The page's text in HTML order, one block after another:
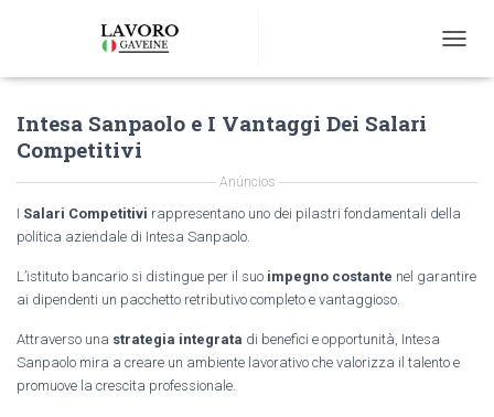
O
N
V
A
N
Intesa Sanpaolo e I Vantaggi Dei Salari
Competitivi
Anúncios
I Salari Competitivi rappresentano uno dei pilastri fondamentali della
politica aziendale di Intesa Sanpaolo.
L’istituto bancario si distingue per il suo impegno costante nel garantire
ai dipendenti un pacchetto retributivo completo e vantaggioso.
Attraverso una strategia integrata di benefici e opportunità, Intesa
Sanpaolo mira a creare un ambiente lavorativo che valorizza il talento e
promuove la crescita professionale.